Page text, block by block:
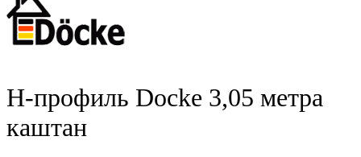
H-профиль Docke 3,05 метра
каштан